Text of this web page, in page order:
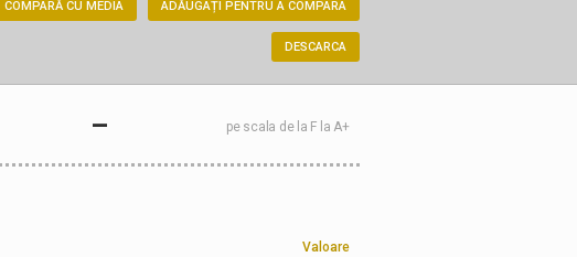
ADĂUGAȚI PENTRU A COMPARA
COMPARĂ CU MEDIA
DESCARCA
– pe scala de la F la A+
Valoare